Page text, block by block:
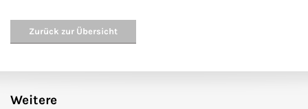
Zurück zur Übersicht
Weitere